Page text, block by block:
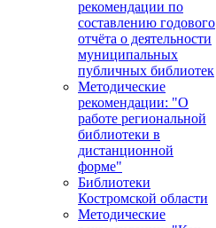
рекомендации по
составлению годового
отчёта о деятельности
муниципальных
публичных библиотек
Методические
рекомендации: "О
работе региональной
библиотеки в
дистанционной
форме"
Библиотеки
Костромской области
Методические